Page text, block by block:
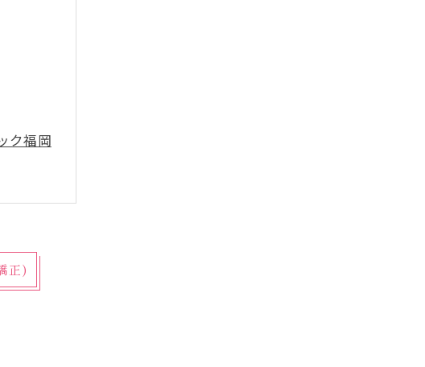
ク福岡
正)